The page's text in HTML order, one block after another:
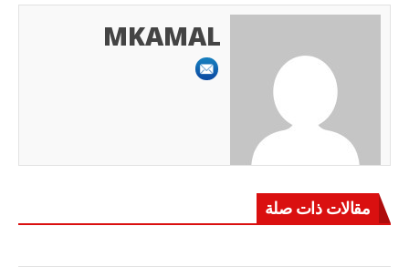
MKAMAL
مقالات ذات صلة